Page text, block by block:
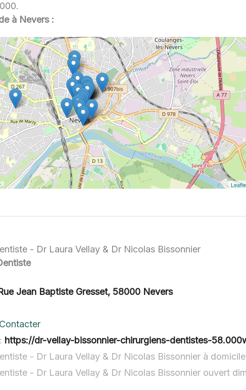
à Nevers :
- Dr Laura Vellay & Dr Nicolas Bissonnier
Jean Baptiste Gresset, 58000 Nevers
Contacter
https://dr-vellay-bissonnier-chirurgiens-dentistes-
- Dr Laura Vellay & Dr Nicolas Bissonnier à
- Dr Laura Vellay & Dr Nicolas Bissonnier ouvert